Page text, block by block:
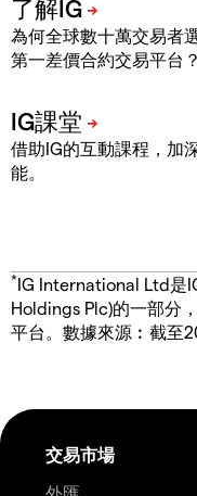
為何全球數十萬交易者
第一差價合約交易平台？
借助IG的互動課程，加
能。
*IG International Ltd是
Holdings Plc)的一部分
平台。數據來源︰截至
交易市場